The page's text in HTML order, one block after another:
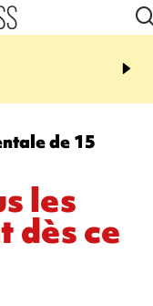
20:46
rencontre Stop VIF,
de 15
les
dès ce